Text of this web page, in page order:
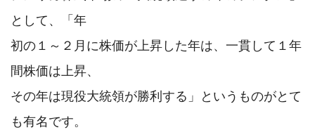
として、「年
初の１～２月に株価が上昇した年は、一貫して１年
間株価は上昇、
その年は現役大統領が勝利する」というものがとて
も有名です。